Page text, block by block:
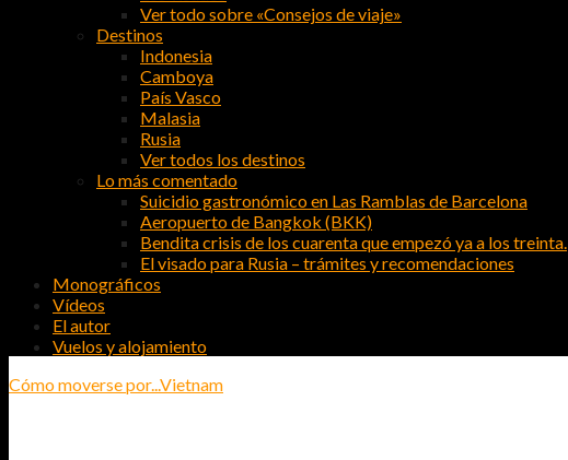
Ver todo sobre «Consejos de viaje»
Destinos
Indonesia
Camboya
País Vasco
Malasia
Rusia
Ver todos los destinos
Lo más comentado
Suicidio gastronómico en Las Ramblas de Barcelona
Aeropuerto de Bangkok (BKK)
Bendita crisis de los cuarenta que empezó ya a los treinta.
El visado para Rusia – trámites y recomendaciones
Monográficos
Vídeos
El autor
Vuelos y alojamiento
Cómo moverse por...Vietnam